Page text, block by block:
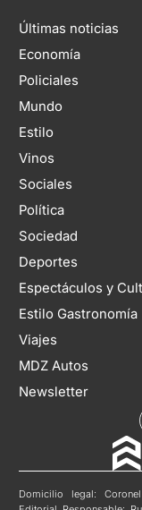
Últimas noticias
Economía
Policiales
Mundo
Estilo
Vinos
Sociales
Política
Sociedad
Deportes
Espectáculos y
Estilo Gastronomía
Viajes
MDZ Autos
Newsletter
Domicilio legal: